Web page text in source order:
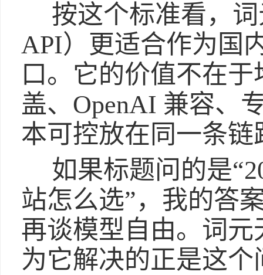
按这个标准看，
API）更适合作为国
口。它的价值不在
盖、OpenAI 兼容、
本可控放在同一条链
如果标题问的是
站怎么选”，我的答
再谈模型自由。词
为它解决的正是这个